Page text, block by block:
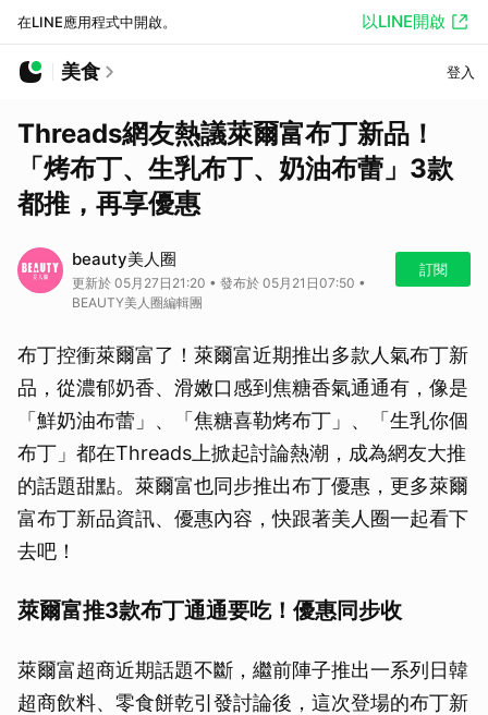
在LINE應用程式中開啟。 以LINE開啟
美食 登入
Threads網友熱議萊爾富布丁新品！
「烤布丁、生乳布丁、奶油布蕾」3款
都推，再享優惠
beauty美人圈
更新於 05月27日21:20 • 發布於 05月21日07:50 •
BEAUTY美人圈編輯團
訂閱
布丁控衝萊爾富了！萊爾富近期推出多款人氣布丁新
品，從濃郁奶香、滑嫩口感到焦糖香氣通通有，像是
「鮮奶油布蕾」、「焦糖喜勒烤布丁」、「生乳你個
布丁」都在Threads上掀起討論熱潮，成為網友大推
的話題甜點。萊爾富也同步推出布丁優惠，更多萊爾
富布丁新品資訊、優惠內容，快跟著美人圈一起看下
去吧！
萊爾富推3款布丁通通要吃！優惠同步收
萊爾富超商近期話題不斷，繼前陣子推出一系列日韓
超商飲料、零食餅乾引發討論後，這次登場的布丁新